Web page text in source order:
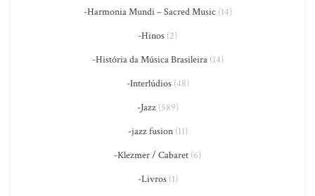
-Harmonia Mundi – Sacred Music (14)
-Hinos (2)
-História da Música Brasileira(14)
-Interlúdios(48)
-Jazz(589)
-jazz fusion(11)
-Klezmer / Cabaret (6)
-Livros(1)